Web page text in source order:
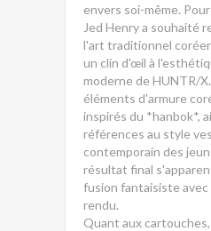
envers soi-même.
Jed Henry a souhaité
l'art traditionnel
un clin d'œil à
moderne de HUNTR/
éléments d'armure
inspirés du *hanbok*,
références au style
contemporain des
résultat final
fusion fantaisiste avec
rendu.
Quant aux